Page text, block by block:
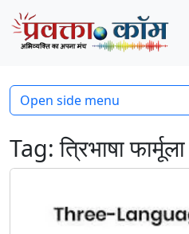
Skip to content
Skip to footer
Tag:त्रिभाषा फार्मूला
Open side menu